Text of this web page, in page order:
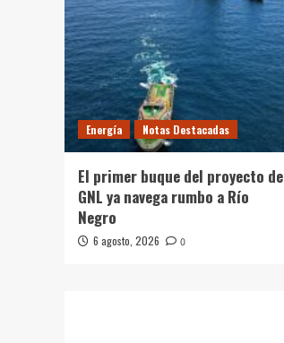
Energía Notas Destacadas
El primer buque del proyecto de
GNL ya navega rumbo a Río
Negro
6 agosto, 2026 0